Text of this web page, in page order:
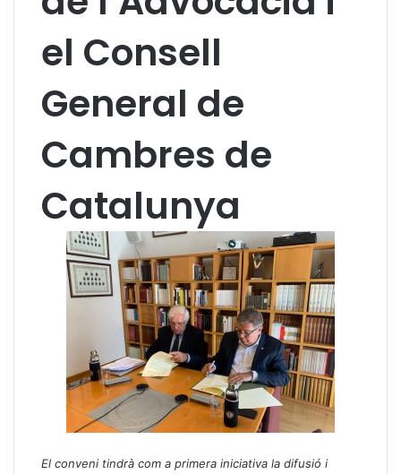
el Consell
General de
Cambres de
Catalunya
El conveni tindrà com a primera iniciativa la difusió i